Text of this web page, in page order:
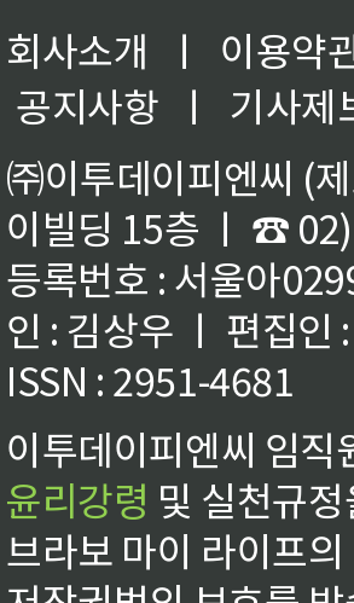
회사소개 ㅣ
이용약
공지사항
ㅣ
기사제
㈜이투데이피엔씨 (
이빌딩 15층 ㅣ ☎
등록번호 : 서울아
인 : 김상우 ㅣ 편집인
ISSN : 2951-4681
이투데이피엔씨 임
윤리강령 및 실천규
브라보 마이 라이프